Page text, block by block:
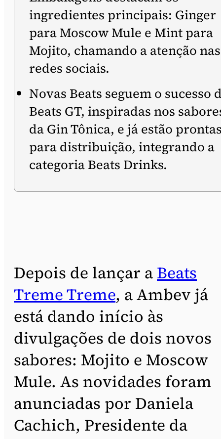
ingredientes principais: Ginger
para Moscow Mule e Mint para
Mojito, chamando a atenção nas
redes sociais.
Novas Beats seguem o sucesso
Beats GT, inspiradas nos
da Gin Tônica, e já estão
para distribuição, integrando a
categoria Beats Drinks.
Depois de lançar a Beats
Treme Treme, a Ambev já
está dando início às
divulgações de dois novos
sabores: Mojito e Moscow
Mule. As novidades foram
anunciadas por Daniela
Cachich, Presidente da